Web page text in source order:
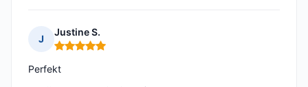
J
Justine S.
Hinweis: 5 von 5
Perfekt